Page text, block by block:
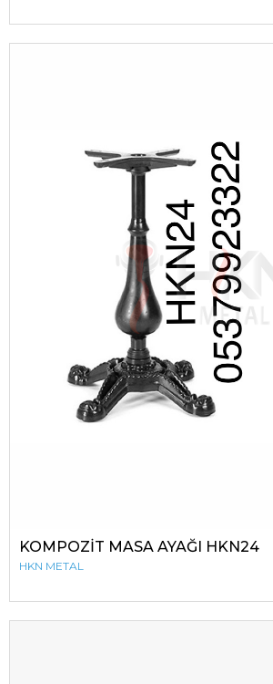
KOMPOZİT MASA AYAĞI HKN24
HKN METAL